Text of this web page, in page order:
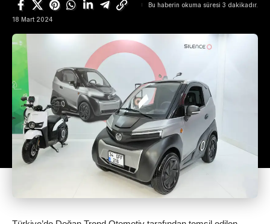
18 Mart 2024
Bu haberin okuma süresi 3 dakikadır.